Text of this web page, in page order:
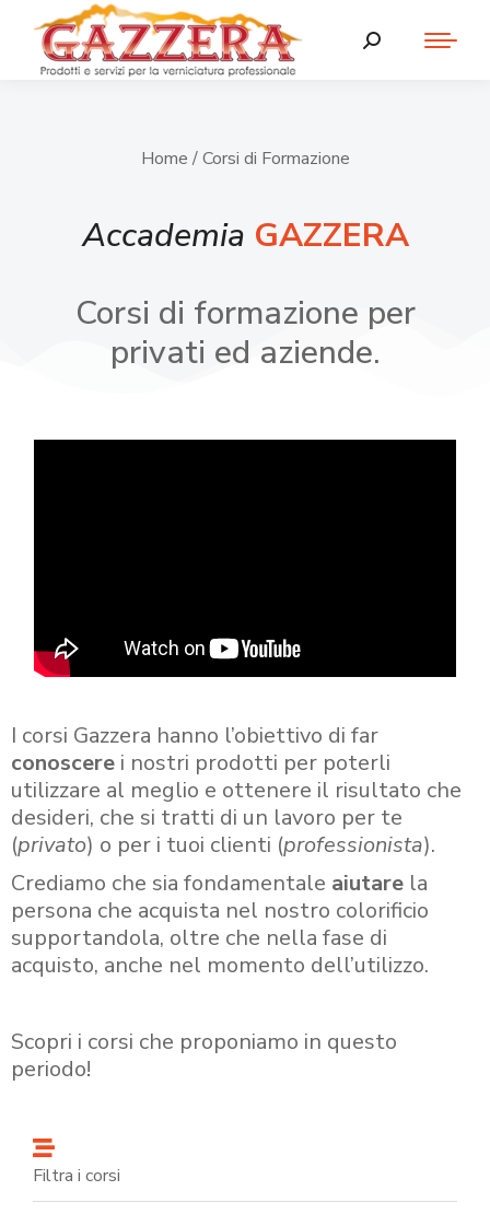
Home / Corsi di Formazione
Accademia GAZZERA
Corsi di formazione per
privati ed aziende.
I corsi Gazzera hanno l’obiettivo di far
conoscere i nostri prodotti per poterli
utilizzare al meglio e ottenere il risultato che
desideri, che si tratti di un lavoro per te
(privato) o per i tuoi clienti (professionista).
Crediamo che sia fondamentale aiutare la
persona che acquista nel nostro colorificio
supportandola, oltre che nella fase di
acquisto, anche nel momento dell’utilizzo.
Scopri i corsi che proponiamo in questo
periodo!
Filtra i corsi